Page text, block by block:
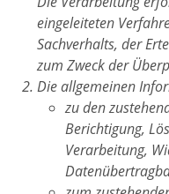
eingeleiteten
Sachverhalts, der
zum Zweck der
Die allgemeinen
zu den
Berichtigung,
Verarbeitung,